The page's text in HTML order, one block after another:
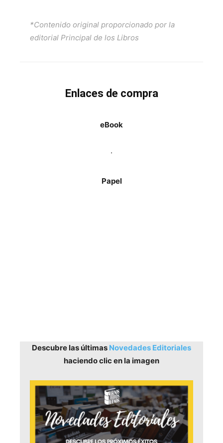
*Contenido original proporcionado por la
editorial Principal de los Libros
Enlaces de compra
eBook
.
Papel
Descubre las últimas Novedades Editoriales
haciendo clic en la imagen